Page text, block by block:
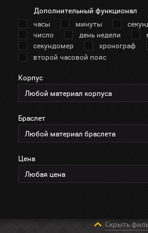
Дополнительный функционал
часы
минуты
число
день недели
секундомер
хронограф
второй часовой пояс
Корпус
Любой материал корпуса
Браслет
Любой материал браслета
Цена
Любая цена
Скрыть